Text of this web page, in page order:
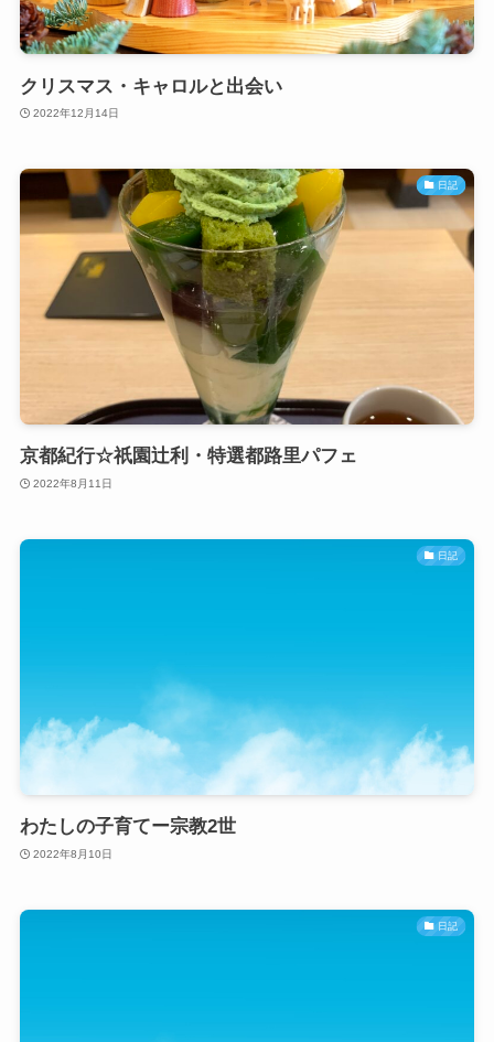
クリスマス・キャロルと出会い
2022年12月14日
日記
京都紀行☆祇園辻利・特選都路里パフェ
2022年8月11日
日記
わたしの子育てー宗教2世
2022年8月10日
日記